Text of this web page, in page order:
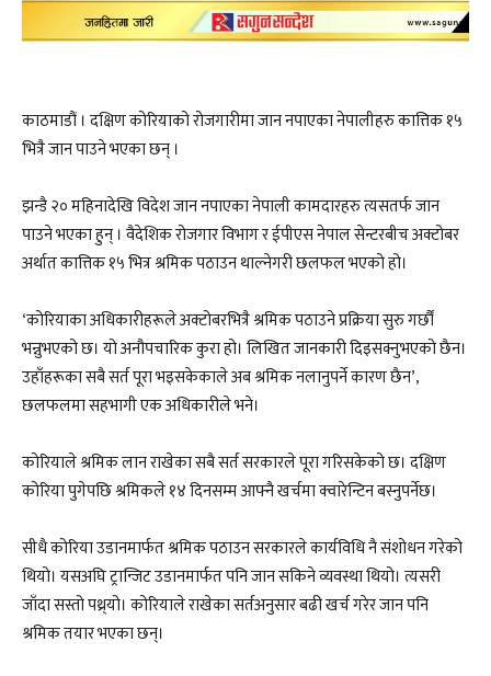
काठमाडौं । दक्षिण कोरियाको रोजगारीमा जान नपाएका नेपालीहरु कात्तिक १५
भित्रै जान पाउने भएका छन् ।
झन्डै २० महिनादेखि विदेश जान नपाएका नेपाली कामदारहरु त्यसतर्फ जान
पाउने भएका हुन् । वैदेशिक रोजगार विभाग र ईपीएस नेपाल सेन्टरबीच अक्टोबर
अर्थात कात्तिक १५ भित्र श्रमिक पठाउन थाल्नेगरी छलफल भएको हो।
‘कोरियाका अधिकारीहरूले अक्टोबरभित्रै श्रमिक पठाउने प्रक्रिया सुरु गर्छौं
भन्नुभएको छ। यो अनौपचारिक कुरा हो। लिखित जानकारी दिइसक्नुभएको छैन।
उहाँहरूका सबै सर्त पूरा भइसकेकाले अब श्रमिक नलानुपर्ने कारण छैन’,
छलफलमा सहभागी एक अधिकारीले भने।
कोरियाले श्रमिक लान राखेका सबै सर्त सरकारले पूरा गरिसकेको छ। दक्षिण
कोरिया पुगेपछि श्रमिकले १४ दिनसम्म आफ्नै खर्चमा क्वारेन्टिन बस्नुपर्नेछ।
सीधै कोरिया उडानमार्फत श्रमिक पठाउन सरकारले कार्यविधि नै संशोधन गरेको
थियो। यसअघि ट्रान्जिट उडानमार्फत पनि जान सकिने व्यवस्था थियो। त्यसरी
जाँदा सस्तो पथ्र्यो। कोरियाले राखेका सर्तअनुसार बढी खर्च गरेर जान पनि
श्रमिक तयार भएका छन्।